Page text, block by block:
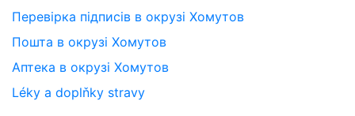
Перевірка підписів в окрузі Хомутов
Пошта в окрузі Хомутов
Аптека в окрузі Хомутов
Léky a doplňky stravy